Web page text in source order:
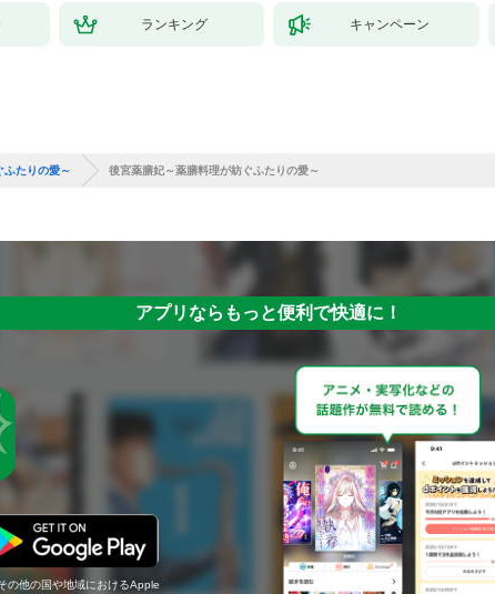
ランキング キャンペーン
ふたりの愛～ 後宮薬膳妃～薬膳料理が紡ぐふたりの愛～
アプリならもっと便利で快適に！
の他の国や地域におけるApple